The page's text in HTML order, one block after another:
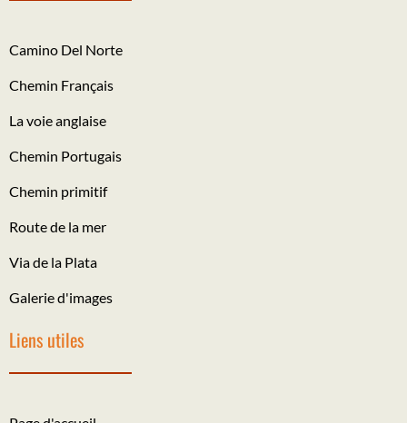
Camino Del Norte
Chemin Français
La voie anglaise
Chemin Portugais
Chemin primitif
Route de la mer
Via de la Plata
Galerie d'images
Liens utiles